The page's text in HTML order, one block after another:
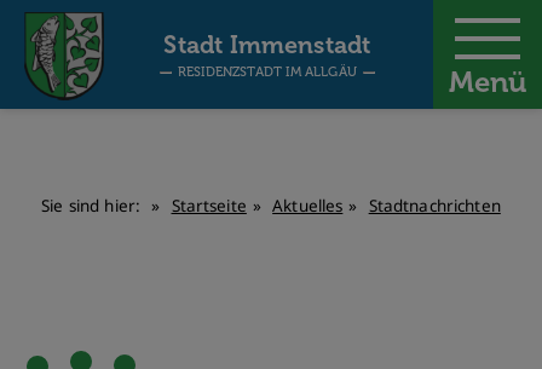
Menü
Stadt Immenstadt
RESIDENZSTADT IM ALLGÄU
Sie sind hier: Startseite Aktuelles Stadtnachrichten